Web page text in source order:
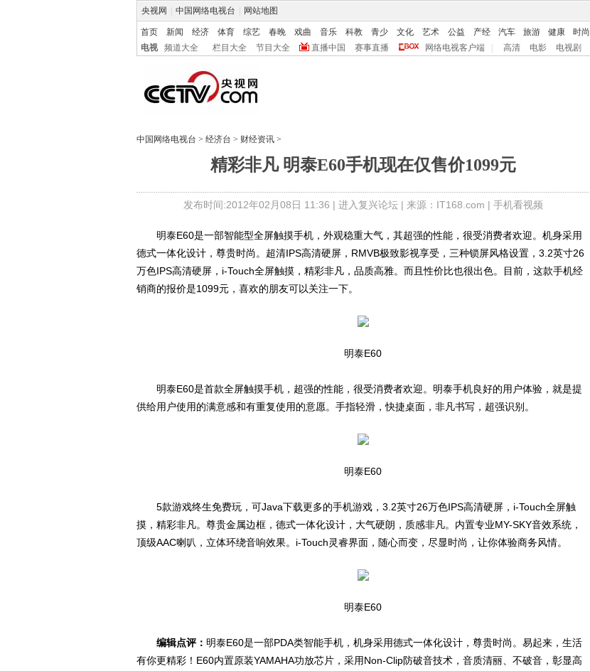
央视网 中国网络电视台 网站地图
首页 新闻 经济 体育 综艺 春晚 戏曲 音乐 科教 青少 文化 艺术 公益 产经 汽车 旅游 健康 时尚
电视
频道大全 栏目大全 节目大全 直播中国 赛事直播 网络电视客户端 高清 电影 电视剧
中国网络电视台 > 经济台 > 财经资讯 >
精彩非凡 明泰E60手机现在仅售价1099元
发布时间:2012年02月08日 11:36 | 进入复兴论坛| 来源：IT168.com | 手机看视频
明泰E60是一部智能型全屏触摸手机，外观稳重大气，其超强的性能，很受消费者欢迎。机身采用
德式一体化设计，尊贵时尚。超清IPS高清硬屏，RMVB极致影视享受，三种锁屏风格设置，3.2英寸26
万色IPS高清硬屏，i-Touch全屏触摸，精彩非凡，品质高雅。而且性价比也很出色。目前，这款手机经
销商的报价是1099元，喜欢的朋友可以关注一下。
明泰E60
明泰E60是首款全屏触摸手机，超强的性能，很受消费者欢迎。明泰手机良好的用户体验，就是提
供给用户使用的满意感和有重复使用的意愿。手指轻滑，快捷桌面，非凡书写，超强识别。
明泰E60
5款游戏终生免费玩，可Java下载更多的手机游戏，3.2英寸26万色IPS高清硬屏，i-Touch全屏触
摸，精彩非凡。尊贵金属边框，德式一体化设计，大气硬朗，质感非凡。内置专业MY-SKY音效系统，
顶级AAC喇叭，立体环绕音响效果。i-Touch灵睿界面，随心而变，尽显时尚，让你体验商务风情。
明泰E60
编辑点评： 明泰E60是一部PDA类智能手机，机身采用德式一体化设计，尊贵时尚。易起来，生活
有你更精彩！E60内置原装YAMAHA功放芯片，采用Non-Clip防破音技术，音质清丽、不破音，彰显高